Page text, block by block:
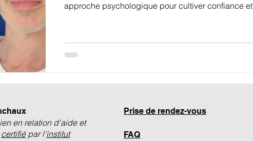
approche psychologique pour cultiver confiance et
en relation d'aide et
certifiépar l'institut
​Prise de rendez-vous
FAQ